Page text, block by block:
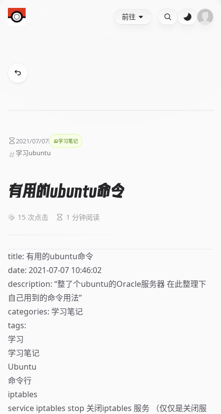
前往
2021/07/07 学习笔记
学习ubuntu
有用的ubuntu命令
15 次点击 1 分钟阅读
title: 有用的ubuntu命令
date: 2021-07-07 10:46:02
description: “整了个ubuntu的Oracle服务器 在此整理下
自己用到的命令用法”
categories: 学习笔记
tags:
学习
学习笔记
Ubuntu
命令行
iptables
service iptables stop 关闭iptables 服务 （仅仅是关闭服